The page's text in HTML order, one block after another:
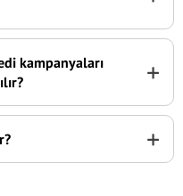
kampanyaları
+
+